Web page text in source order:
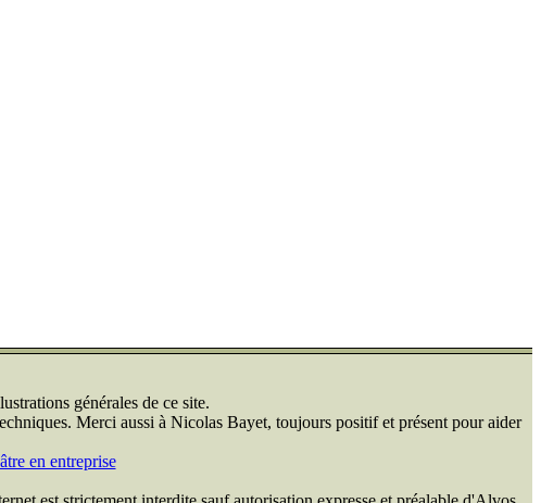
générales de ce site.
Merci aussi à Nicolas Bayet, toujours positif et présent pour aider
en entreprise